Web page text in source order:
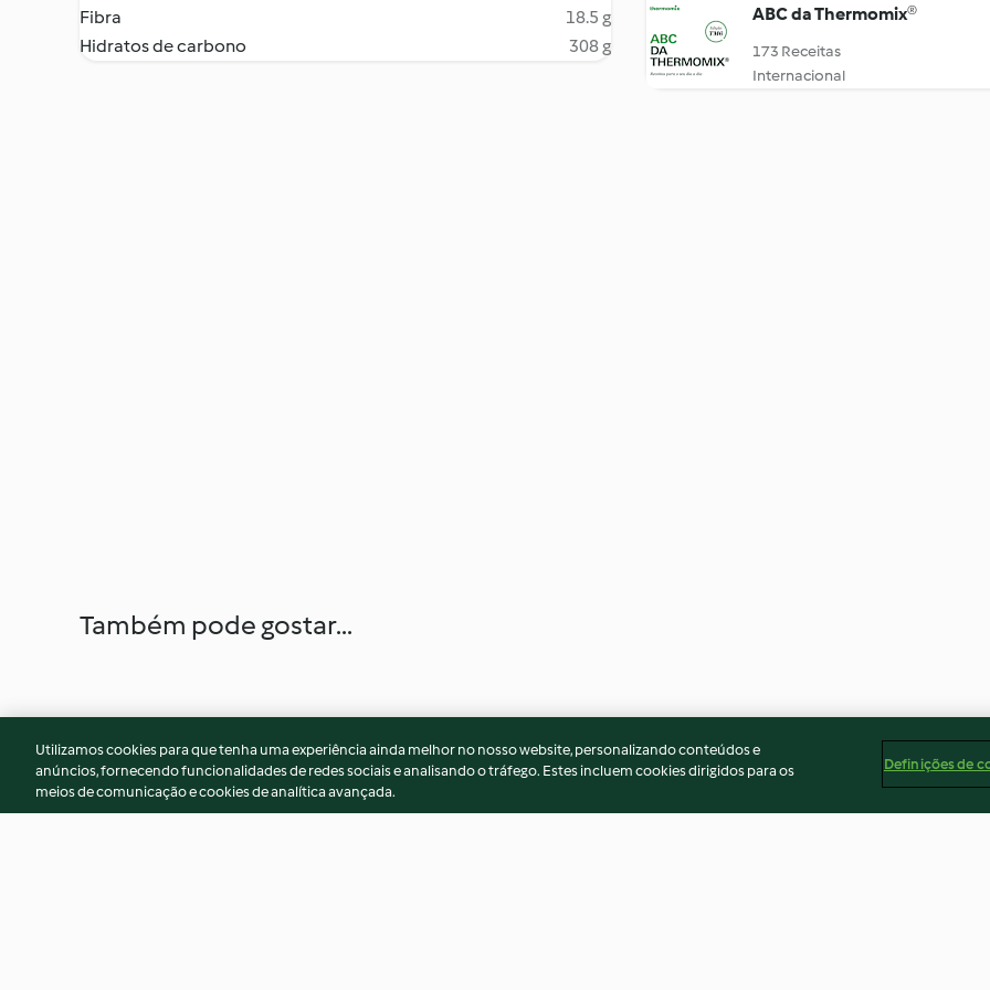
Fibra
18.5 g
Hidratos de carbono
308 g
ABC da Thermomix®
173 Receitas
Internacional
Também pode gostar...
Utilizamos cookies para que tenha uma experiência ainda melhor no nosso website, personalizando conteúdos e
anúncios, fornecendo funcionalidades de redes sociais e analisando o tráfego. Estes incluem cookies dirigidos para os
meios de comunicação e cookies de analítica avançada.
Definições de